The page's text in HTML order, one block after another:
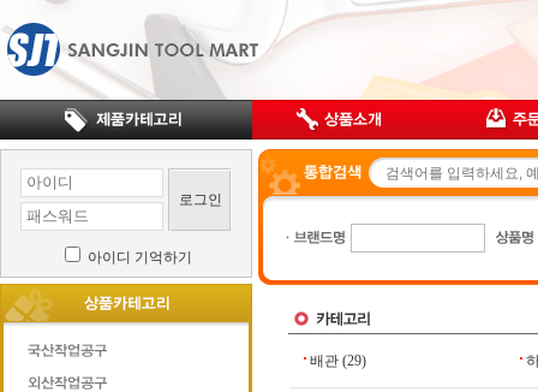
로그인
아이디 기억하기
배관(29)